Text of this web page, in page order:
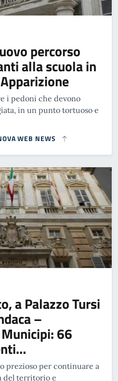
percorso
alla scuola in
i pedoni che devono
in un punto tortuoso e
WEB NEWS
a Palazzo Tursi
–
66
prezioso per continuare a
del territorio e